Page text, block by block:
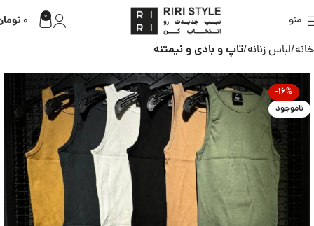
منو 0
0
خانه لباس زنانه تاپ و بادی و نیمتنه
-16%
ناموجود